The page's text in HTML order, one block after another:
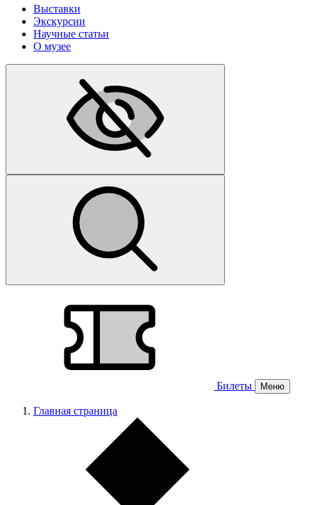
Выставки
Экскурсии
Научные статьи
О музее
Билеты Меню
Главная страница